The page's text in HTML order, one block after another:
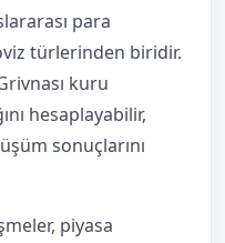
para
türlerinden biridir.
kuru
hesaplayabilir,
sonuçlarını
piyasa